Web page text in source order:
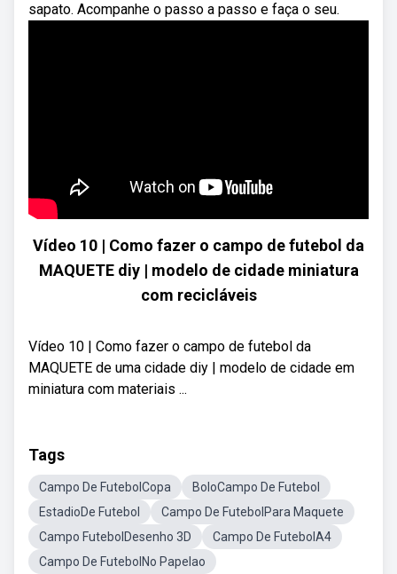
sapato. Acompanhe o passo a passo e faça o seu.
Vídeo 10 | Como fazer o campo de futebol da
MAQUETE diy | modelo de cidade miniatura
com recicláveis
Vídeo 10 | Como fazer o campo de futebol da
MAQUETE de uma cidade diy | modelo de cidade em
miniatura com materiais ...
Tags
Campo De FutebolCopa
BoloCampo De Futebol
EstadioDe Futebol
Campo De FutebolPara Maquete
Campo FutebolDesenho 3D
Campo De FutebolA4
Campo De FutebolNo Papelao